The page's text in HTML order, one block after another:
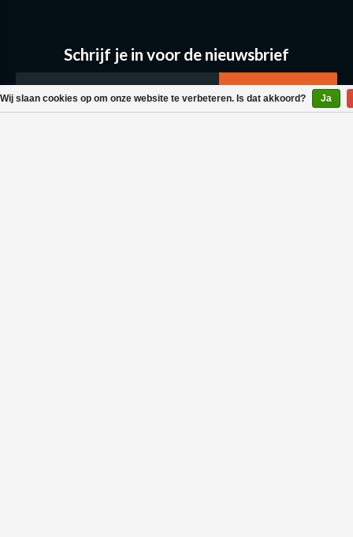
Wij slaan cookies op om onze website te verbeteren. Is dat akkoord? Ja
Schrijf je in voor de nieuwsbrief